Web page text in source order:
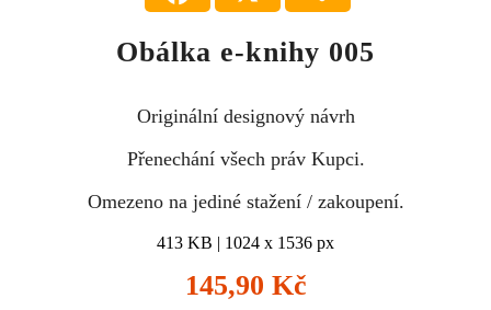
Obálka e-knihy 005
Originální designový návrh
Přenechání všech práv Kupci.
Omezeno na jediné stažení / zakoupení.
413 KB | 1024 x 1536 px
145,90 Kč